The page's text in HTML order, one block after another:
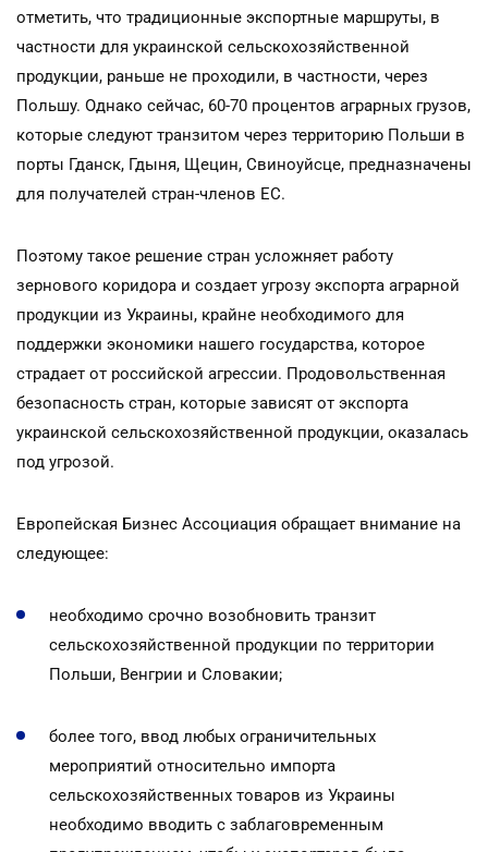
отметить, что традиционные экспортные маршруты, в
частности для украинской сельскохозяйственной
продукции, раньше не проходили, в частности, через
Польшу. Однако сейчас, 60-70 процентов аграрных грузов,
которые следуют транзитом через территорию Польши в
порты Гданск, Гдыня, Щецин, Свиноуйсце, предназначены
для получателей стран-членов ЕС.
Поэтому такое решение стран усложняет работу
зернового коридора и создает угрозу экспорта аграрной
продукции из Украины, крайне необходимого для
поддержки экономики нашего государства, которое
страдает от российской агрессии. Продовольственная
безопасность стран, которые зависят от экспорта
украинской сельскохозяйственной продукции, оказалась
под угрозой.
Европейская Бизнес Ассоциация обращает внимание на
следующее:
необходимо срочно возобновить транзит
сельскохозяйственной продукции по территории
Польши, Венгрии и Словакии;
более того, ввод любых ограничительных
мероприятий относительно импорта
сельскохозяйственных товаров из Украины
необходимо вводить с заблаговременным